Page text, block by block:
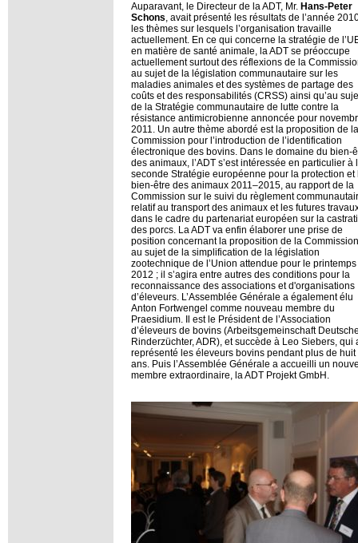
Auparavant, le Directeur de la ADT, Mr. Hans-Peter
Schons, avait présenté les résultats de l’année
les thèmes sur lesquels l’organisation travaille
actuellement. En ce qui concerne la stratégie de
en matière de santé animale, la ADT se préoccupe
actuellement surtout des réflexions de la
au sujet de la législation communautaire sur les
maladies animales et des systèmes de partage des
coûts et des responsabilités (CRSS) ainsi qu’au
de la Stratégie communautaire de lutte contre la
résistance antimicrobienne annoncée pour
2011. Un autre thème abordé est la proposition de la
Commission pour l’introduction de l’identification
électronique des bovins. Dans le domaine du bien-
des animaux, l’ADT s’est intéressée en particulier à
seconde Stratégie européenne pour la protection et
bien-être des animaux 2011–2015, au rapport de la
Commission sur le suivi du règlement
relatif au transport des animaux et les futures
dans le cadre du partenariat européen sur la
des porcs. La ADT va enfin élaborer une prise de
position concernant la proposition de la Commission
au sujet de la simplification de la législation
zootechnique de l’Union attendue pour le printemps
2012 ; il s’agira entre autres des conditions pour la
reconnaissance des associations et d'organisations
d’éleveurs. L’Assemblée Générale a également élu
Anton Fortwengel comme nouveau membre du
Praesidium. Il est le Président de l’Association
d’éleveurs de bovins (Arbeitsgemeinschaft
Rinderzüchter, ADR), et succède à Leo Siebers, qui
représenté les éleveurs bovins pendant plus de huit
ans. Puis l’Assemblée Générale a accueilli un
membre extraordinaire, la ADT Projekt GmbH.